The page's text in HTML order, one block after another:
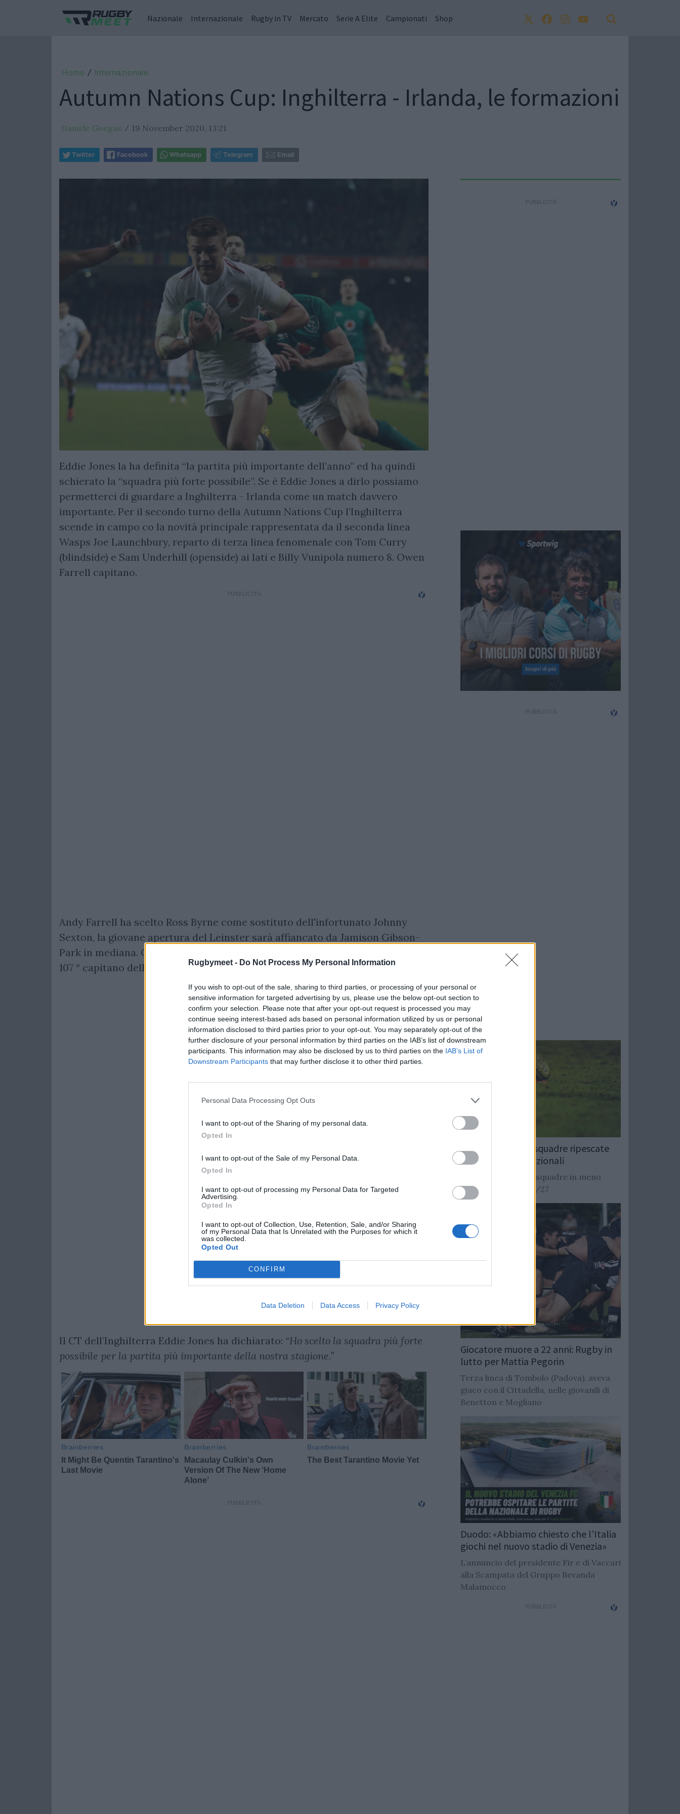
Rugbymeet - Do Not Process My Personal Information
If you wish to opt-out of the sale, sharing to third parties, or processing of your personal or
sensitive information for targeted advertising by us, please use the below opt-out section to
confirm your selection. Please note that after your opt-out request is processed you may
continue seeing interest-based ads based on personal information utilized by us or personal
information disclosed to third parties prior to your opt-out. You may separately opt-out of the
further disclosure of your personal information by third parties on the IAB’s list of downstream
participants. This information may also be disclosed by us to third parties on the IAB’s List of
Downstream Participants that may further disclose it to other third parties.
Personal Data Processing Opt Outs
I want to opt-out of the Sharing of my personal data.
Opted In
I want to opt-out of the Sale of my Personal Data.
Opted In
I want to opt-out of processing my Personal Data for Targeted
Advertising.
Opted In
I want to opt-out of Collection, Use, Retention, Sale, and/or Sharing
of my Personal Data that Is Unrelated with the Purposes for which it
was collected.
Opted Out
CONFIRM
Data Deletion Data Access Privacy Policy
Nazionale Internazionale Rugby in TV Mercato Serie A Elite Campionati Shop
Home / Internazionale
Autumn Nations Cup: Inghilterra - Irlanda, le formazioni
Daniele Goegan / 19 November 2020, 13:21
Twitter Facebook Whatsapp Telegram Email
Eddie Jones la ha definita “la partita più importante dell’anno” ed ha quindi
schierato la “squadra più forte possibile”. Se è Eddie Jones a dirlo possiamo
permetterci di guardare a Inghilterra - Irlanda come un match davvero
importante. Per il secondo turno della Autumn Nations Cup l’Inghilterra
scende in campo co la novità principale rappresentata da il seconda linea
Wasps Joe Launchbury, reparto di terza linea fenomenale con Tom Curry
(blindside) e Sam Underhill (openside) ai lati e Billy Vunipola numero 8. Owen
Farrell capitano.
Andy Farrell ha scelto Ross Byrne come sostituto dell'infortunato Johnny
Sexton, la giovane apertura del Leinster sarà affiancato da Jamison Gibson-
Park in mediana. Capitano è stato scelto James Ryan, il seconda linea sarà il
107 ° capitano della storia irlandese.
Il CT dell’Inghilterra Eddie Jones ha dichiarato: “Ho scelto la squadra più forte
possibile per la partita più importante della nostra stagione.”
Rugby: Record di squadre ripescate
nei campionati nazionali
Si stimano oltre 20 squadre in meno
dalla stagione 2026/27
Giocatore muore a 22 anni: Rugby in
lutto per Mattia Pegorin
Terza linea di Tombolo (Padova), aveva
giaco con il Cittadella, nelle giovanili di
Benetton e Mogliano
Duodo: «Abbiamo chiesto che l’Italia
giochi nel nuovo stadio di Venezia»
L’annuncio del presidente Fir e di Vaccari
alla Scampata del Gruppo Bevanda
Malamocco